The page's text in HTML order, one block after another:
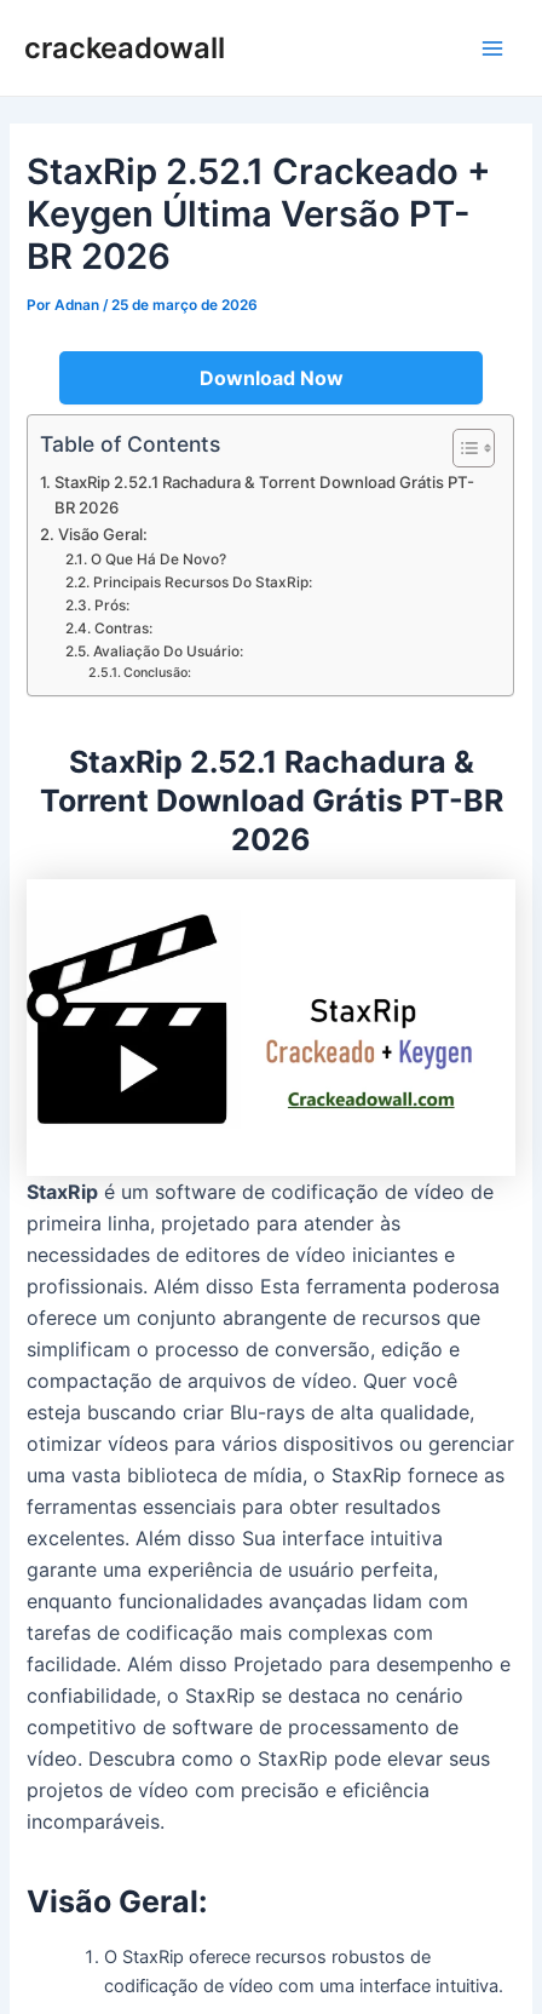
paracrackeadowall
StaxRip 2.52.1 Crackeado +
Keygen Última Versão PT-
BR 2026
PorAdnan /25 de março de 2026
Download Now
Table of Contents
StaxRip 2.52.1 Rachadura & Torrent Download Grátis PT-
BR 2026
Visão Geral:
O Que Há De Novo?
Principais Recursos Do StaxRip:
Prós:
Contras:
Avaliação Do Usuário:
Conclusão:
StaxRip 2.52.1 Rachadura &
Torrent Download Grátis PT-BR
2026
StaxRip é um software de codificação de vídeo de
primeira linha, projetado para atender às
necessidades de editores de vídeo iniciantes e
profissionais. Além disso Esta ferramenta poderosa
oferece um conjunto abrangente de recursos que
simplificam o processo de conversão, edição e
compactação de arquivos de vídeo. Quer você
esteja buscando criar Blu-rays de alta qualidade,
otimizar vídeos para vários dispositivos ou gerenciar
uma vasta biblioteca de mídia, o StaxRip fornece as
ferramentas essenciais para obter resultados
excelentes. Além disso Sua interface intuitiva
garante uma experiência de usuário perfeita,
enquanto funcionalidades avançadas lidam com
tarefas de codificação mais complexas com
facilidade. Além disso Projetado para desempenho e
confiabilidade, o StaxRip se destaca no cenário
competitivo de software de processamento de
vídeo. Descubra como o StaxRip pode elevar seus
projetos de vídeo com precisão e eficiência
incomparáveis.
Visão Geral:
O StaxRip oferece recursos robustos de
codificação de vídeo com uma interface intuitiva.